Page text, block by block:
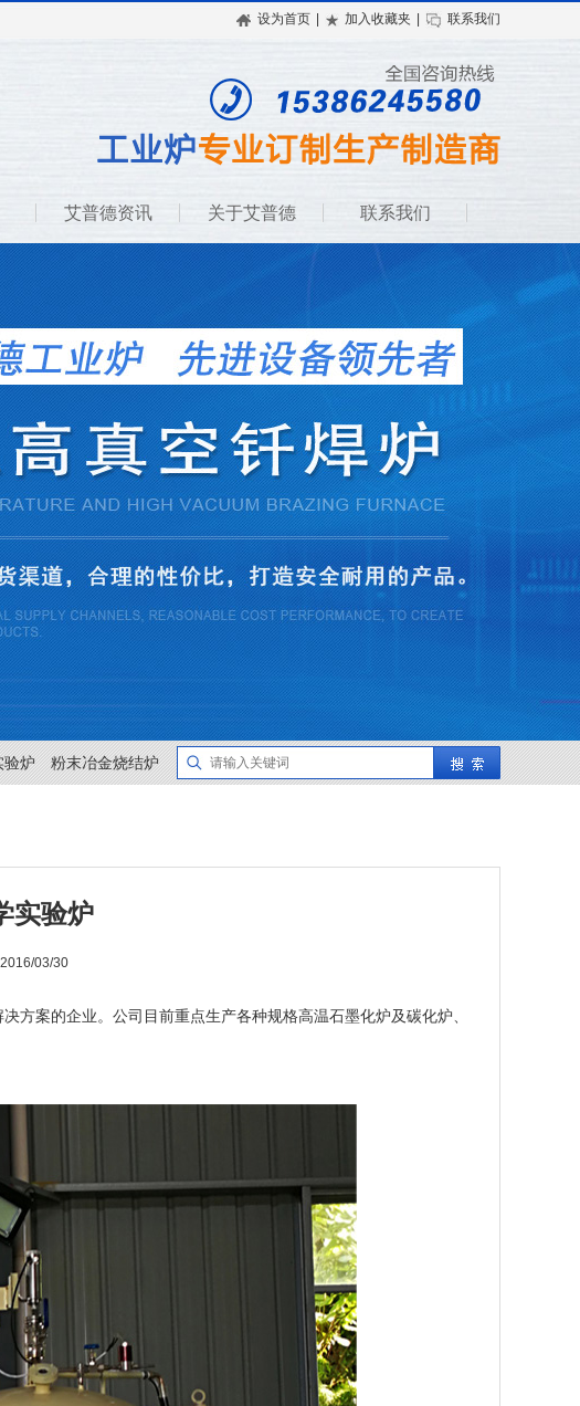
设为首页 加入收藏夹 联系我们
艾普德资讯 关于艾普德 联系我们
验炉 粉末冶金烧结炉
实验炉
03/30
方案的企业。公司目前重点生产各种规格高温石墨化炉及碳化炉、